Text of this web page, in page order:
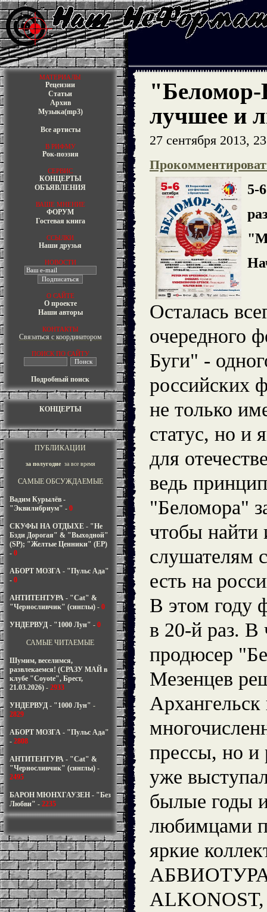
МАТЕРИАЛЫ
Рецензии
Статьи
Архив
Музыка(mp3)
Все артисты
В РИФМУ
Рок-поэзия
СЕРВИС
КОНЦЕРТЫ
ОБЪЯВЛЕНИЯ
ВАШЕ МНЕНИЕ
ФОРУМ
Гостевая книга
ССЫЛКИ
Наши друзья
НОВОСТИ
О САЙТЕ
О проекте
Наши авторы
КОНТАКТЫ
Связаться с координатором
ПОИСК ПО САЙТУ
Подробный поиск
КОНЦЕРТЫ
ПУБЛИКАЦИИ
за полугодие за все время
САМЫЕ ОБСУЖДАЕМЫЕ
Вадим Курылёв -
"Эквилибриум" - 0
СКУФЫ НА ОТДЫХЕ - "Не
Бзди Дорогая" & "Выходной"
(SP); "Желтые Ценники" (EP)
- 0
АБОРТ МОЗГА - "Пульс Ада"
- 0
АНТИТЕНТУРА - "Cat" &
"Черносливчик" (синглы) - 0
УНДЕРВУД - "1000 Лун" - 0
САМЫЕ ЧИТАЕМЫЕ
Шумим, веселимся,
развлекаемся! (СРАЗУ МАЙ в
клубе "Coyote", Брест,
21.03.2026) - 2933
УНДЕРВУД - "1000 Лун" -
2829
АБОРТ МОЗГА - "Пульс Ада"
- 2808
АНТИТЕНТУРА - "Cat" &
"Черносливчик" (синглы) -
2495
БАРОН МЮНХГАУЗЕН - "Без
Любви" - 2235
лучшее и
27 сентября 2013,
5-
Осталась
очередного
Буги" -
российских
не только
статус, но и
для
ведь
"Беломора"
чтобы найти
слушателям
есть на
В этом году
в 20-й раз. В
продюсер
Мезенцев
Архангельск
прессы, но и
уже
былые годы
любимцами
яркие